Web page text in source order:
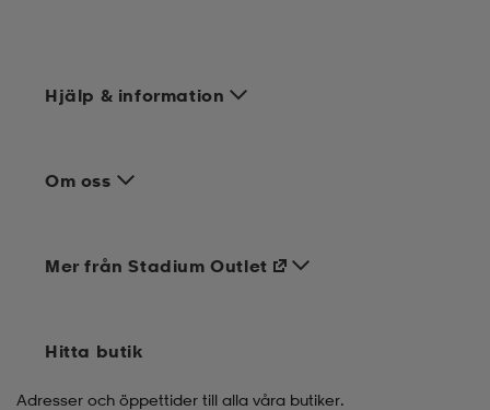
Hjälp & information
Om oss
Mer från Stadium Outlet
Hitta butik
Adresser och öppettider till alla våra butiker.